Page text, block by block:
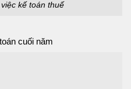
kế toán thuế
cuối năm